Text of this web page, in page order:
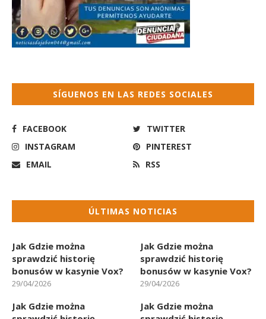
SÍGUENOS EN LAS REDES SOCIALES
FACEBOOK
TWITTER
INSTAGRAM
PINTEREST
EMAIL
RSS
ÚLTIMAS NOTICIAS
Jak Gdzie można
sprawdzić historię
bonusów w kasynie Vox?
29/04/2026
Jak Gdzie można
sprawdzić historię
bonusów w kasynie Vox?
29/04/2026
Jak Gdzie można
Jak Gdzie można